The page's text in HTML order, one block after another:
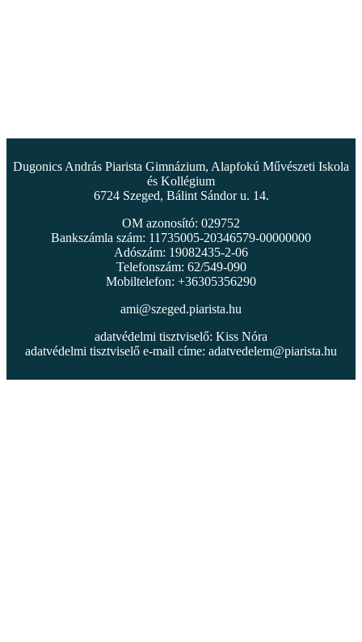
Dugonics András Piarista Gimnázium, Alapfokú Művészeti Iskola
és Kollégium
6724 Szeged, Bálint Sándor u. 14.
OM azonosító: 029752
Bankszámla szám: 11735005-20346579-00000000
Adószám: 19082435-2-06
Telefonszám: 62/549-090
Mobiltelefon: +36305356290
ami@szeged.piarista.hu
adatvédelmi tisztviselő: Kiss Nóra
adatvédelmi tisztviselő e-mail címe: adatvedelem@piarista.hu